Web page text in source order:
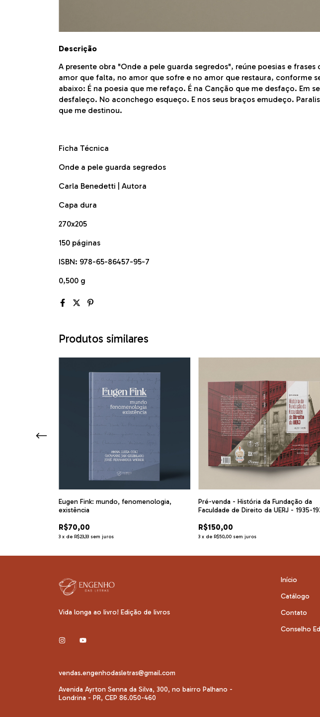
Descrição
A presente obra "Onde a pele guarda segredos", reúne poesias e frases
amor que falta, no amor que sofre e no amor que restaura, conforme
abaixo: É na poesia que me refaço. É na Canção que me desfaço. Em
desfaleço. No aconchego esqueço. E nos seus braços emudeço.
que me destinou.
Ficha Técnica
Onde a pele guarda segredos
Carla Benedetti | Autora
Capa dura
270x205
150 páginas
ISBN: 978-65-86457-95-7
0,500 g
Produtos similares
Eugen Fink: mundo, fenomenologia,
existência
R$70,00
3 x de R$23,33 sem juros
Pré-venda - História da Fundação da
Faculdade de Direito da UERJ - 1935-
R$150,00
3 x de R$50,00 sem juros
Vida longa ao livro! Edição de livros
vendas.engenhodasletras@gmail.com
Avenida Ayrton Senna da Silva, 300, no bairro Palhano -
Londrina - PR, CEP 86.050-460
Início
Catálogo
Contato
Conselho